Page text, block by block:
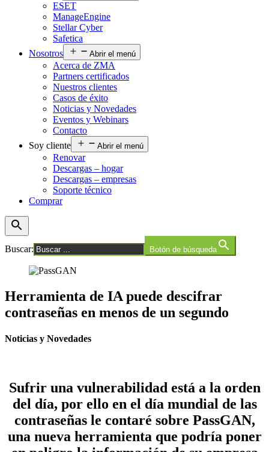
ESET
ManageEngine
Stellar Cyber
Safetica
Nosotros
Abrir el menú
Acerca de ZMA
Partners certificados
Nuestros clientes
Casos de éxito
Noticias y Novedades
Eventos y Webinars
Contacto
Soy cliente
Abrir el menú
Renovar
Descargas – hogar
Descargas – empresas
Soporte técnico
Comprar
Buscar: Botón de búsqueda
Herramienta de IA puede descifrar
contraseñas en menos de un segundo
Noticias y Novedades
Sufrir una vulnerabilidad está a la orden
del día, por ello en el día mundial de las
contraseñasle contaré sobre PassGAN,
una nueva herramienta que podría poner